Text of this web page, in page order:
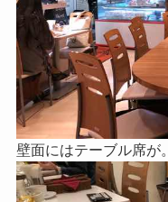
壁面にはテーブル席が。